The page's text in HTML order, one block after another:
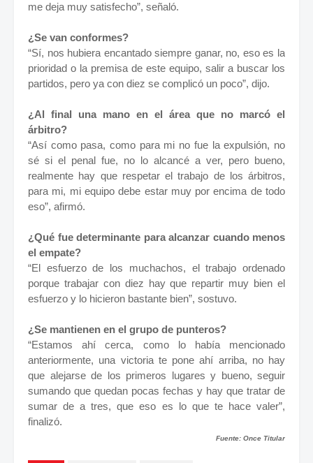
me deja muy satisfecho”, señaló.
¿Se van conformes?
“Sí, nos hubiera encantado siempre ganar, no, eso es la
prioridad o la premisa de este equipo, salir a buscar los
partidos, pero ya con diez se complicó un poco”, dijo.
¿Al final una mano en el área que no marcó el
árbitro?
“Así como pasa, como para mi no fue la expulsión, no
sé si el penal fue, no lo alcancé a ver, pero bueno,
realmente hay que respetar el trabajo de los árbitros,
para mi, mi equipo debe estar muy por encima de todo
eso”, afirmó.
¿Qué fue determinante para alcanzar cuando menos
el empate?
“El esfuerzo de los muchachos, el trabajo ordenado
porque trabajar con diez hay que repartir muy bien el
esfuerzo y lo hicieron bastante bien”, sostuvo.
¿Se mantienen en el grupo de punteros?
“Estamos ahí cerca, como lo había mencionado
anteriormente, una victoria te pone ahí arriba, no hay
que alejarse de los primeros lugares y bueno, seguir
sumando que quedan pocas fechas y hay que tratar de
sumar de a tres, que eso es lo que te hace valer”,
finalizó.
Fuente: Once Titular